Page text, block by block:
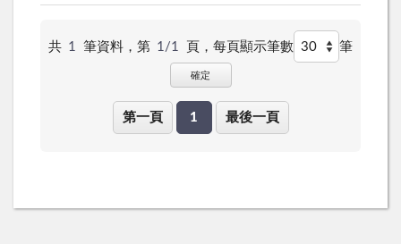
共 1 筆資料，第 1/1 頁， 每頁顯示筆數 筆
確定
第一頁 1 最後一頁